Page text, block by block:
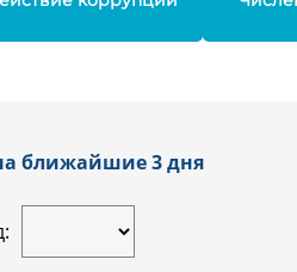
ближайшие 3 дня